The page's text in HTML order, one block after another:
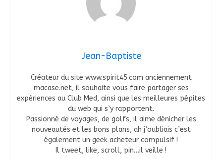
Jean-Baptiste
Créateur du site www.spirit45.com anciennement
macase.net, il souhaite vous faire partager ses
expériences au Club Med, ainsi que les meilleures pépites
du web qui s’y rapportent.
Passionné de voyages, de golfs, il aime dénicher les
nouveautés et les bons plans, ah j’oubliais c’est
également un geek acheteur compulsif !
Il tweet, like, scroll, pin…il veille !